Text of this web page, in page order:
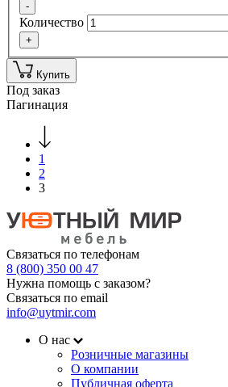
-
Количество
+
Купить
Под заказ
Пагинация
1
2
3
Связаться по телефонам
8 (800) 350 00 47
Нужна помощь с заказом?
Связаться по email
info@uytmir.com
О нас
Розничные магазины
О компании
Публичная оферта